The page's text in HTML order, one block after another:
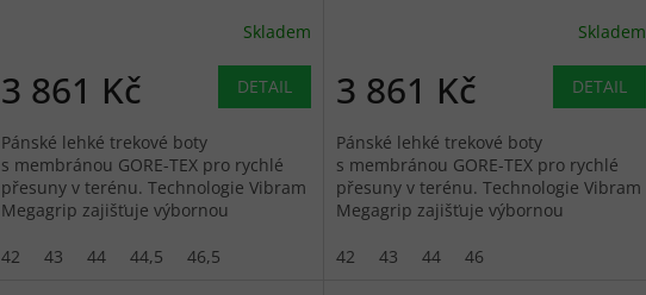
Skladem
3 861 Kč DETAIL
Pánské lehké trekové boty
s membránou GORE-TEX pro rychlé
přesuny v terénu. Technologie Vibram
Megagrip zajišťuje výbornou
42
43 44 44,5 46,5
Skladem
3 861 Kč DETAIL
Pánské lehké trekové boty
s membránou GORE-TEX pro rychlé
přesuny v terénu. Technologie Vibram
Megagrip zajišťuje výbornou
42
43 44 46